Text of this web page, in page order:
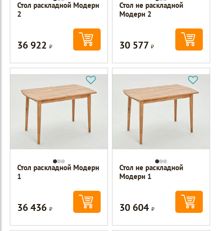
Стол раскладной Модерн
2
36 922Р
Стол не раскладной
Модерн 2
30 577Р
Стол раскладной Модерн
1
36 436Р
Стол не раскладной
Модерн 1
30 604Р